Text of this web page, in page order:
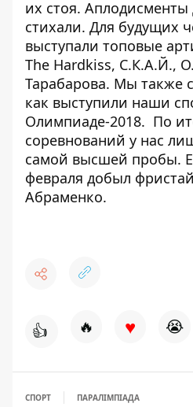
их стоя. Аплодисменты
стихали. Для будущих
выступали топовые
The Hardkiss, С.К.А.Й.,
Тарабарова. Мы также
как выступили наши
Олимпиаде-2018. По
соревнований у нас
самой высшей пробы.
февраля добыл
Абраменко.
👍 🔥 ♥ 😭
СПОРТ ПАРАЛІМПІАДА